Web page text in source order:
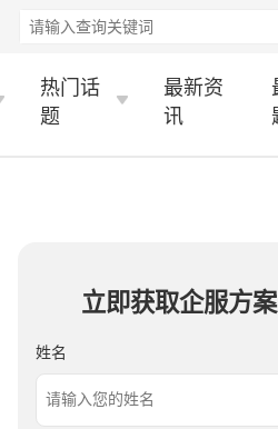
热门话
题
最新资
讯
立即获取企服方案
姓名